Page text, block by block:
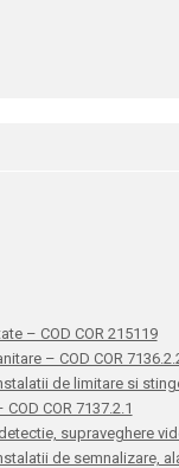
– COD COR 215119
– COD COR
de limitare si
COR 7137.2.1
supraveghere
de semnalizare,